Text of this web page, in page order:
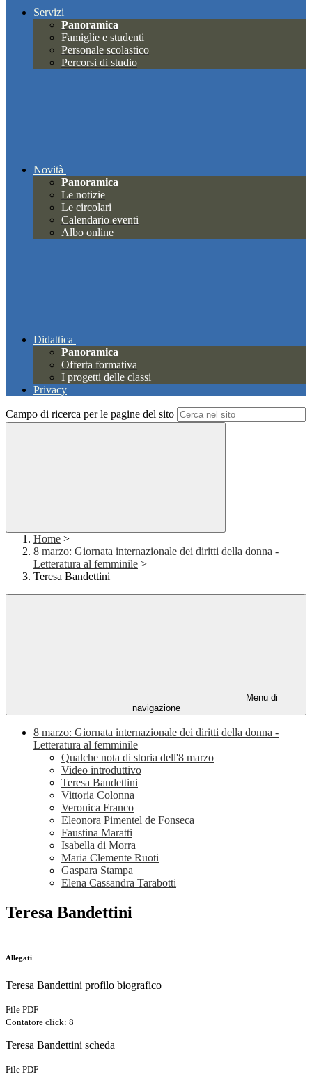
Servizi
Panoramica
Famiglie e studenti
Personale scolastico
Percorsi di studio
Novità
Panoramica
Le notizie
Le circolari
Calendario eventi
Albo online
Didattica
Panoramica
Offerta formativa
I progetti delle classi
Privacy
Campo di ricerca per le pagine del sito
Home >
8 marzo: Giornata internazionale dei diritti della donna -
Letteratura al femminile >
Teresa Bandettini
Menu di
navigazione
8 marzo: Giornata internazionale dei diritti della donna -
Letteratura al femminile
Qualche nota di storia dell'8 marzo
Video introduttivo
Teresa Bandettini
Vittoria Colonna
Veronica Franco
Eleonora Pimentel de Fonseca
Faustina Maratti
Isabella di Morra
Maria Clemente Ruoti
Gaspara Stampa
Elena Cassandra Tarabotti
Teresa Bandettini
Allegati
Teresa Bandettini profilo biografico
File PDF
Contatore click: 8
Teresa Bandettini scheda
File PDF